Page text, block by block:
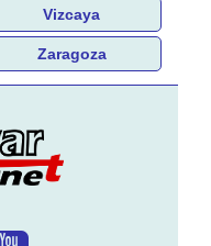
Vizcaya
Zaragoza